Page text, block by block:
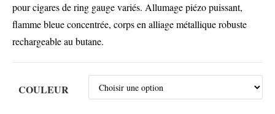
pour cigares de ring gauge variés. Allumage piézo puissant,
flamme bleue concentrée, corps en alliage métallique robuste
rechargeable au butane.
COULEUR